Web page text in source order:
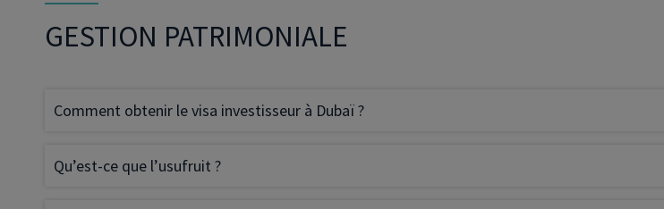
GESTION PATRIMONIALE
Comment obtenir le visa investisseur à Dubaï ?
Qu’est-ce que l’usufruit ?